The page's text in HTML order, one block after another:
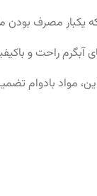
یکبار مصرف بودن
آبگرم راحت و
مواد بادوام